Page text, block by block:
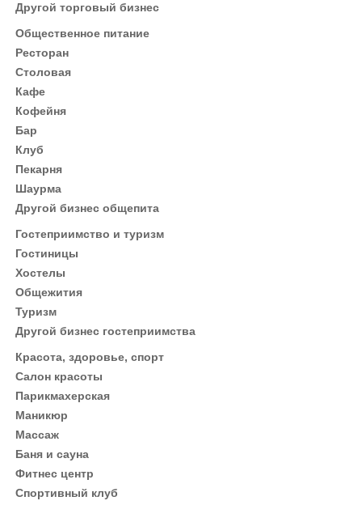
Другой торговый бизнес
Общественное питание
Ресторан
Столовая
Кафе
Кофейня
Бар
Клуб
Пекарня
Шаурма
Другой бизнес общепита
Гостеприимство и туризм
Гостиницы
Хостелы
Общежития
Туризм
Другой бизнес гостеприимства
Красота, здоровье, спорт
Салон красоты
Парикмахерская
Маникюр
Массаж
Баня и сауна
Фитнес центр
Спортивный клуб